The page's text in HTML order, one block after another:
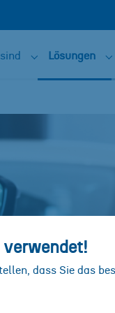
verwendet!
dass Sie das
Submenu for
Lösungen